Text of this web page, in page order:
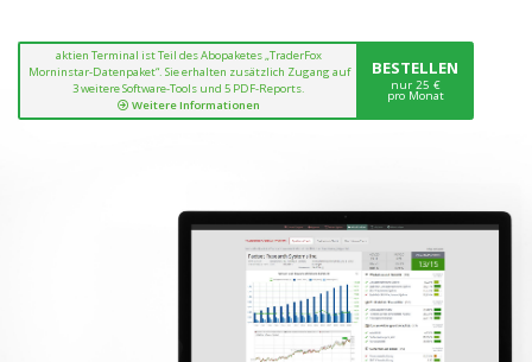
aktien Terminal ist Teil des Abopaketes „TraderFox
Morninstar-Datenpaket“. Sie erhalten zusätzlich Zugang auf
3 weitere Software-Tools und 5 PDF-Reports.
Weitere Informationen
BESTELLEN
nur 25 €
pro Monat